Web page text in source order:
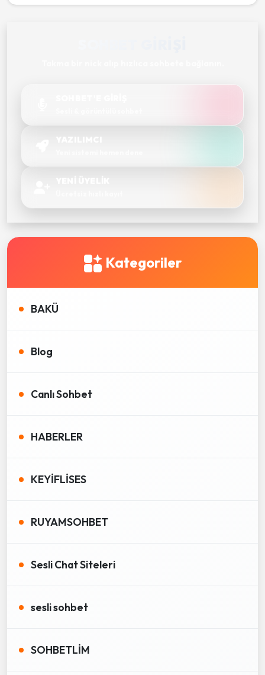
Kategoriler
BAKÜ
Blog
Canlı Sohbet
HABERLER
KEYİFLİSES
RUYAMSOHBET
Sesli Chat Siteleri
sesli sohbet
SOHBETLİM